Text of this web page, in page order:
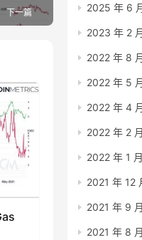
下一篇 2025 年 6
2023 年 2
2022 年 8
2022 年 5
2022 年 4
2022 年 2 月
2022 年 1 月
2021 年 12
2021 年 9 月
2021 年 8 月